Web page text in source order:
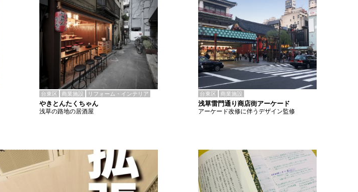
台東区 商業施設 リフォーム・インテリア
やきとんたくちゃん
浅草の路地の居酒屋
台東区 商業施設
浅草雷門通り商店街アーケード
アーケード改修に伴うデザイン監修